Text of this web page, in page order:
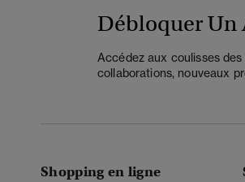
Débloquer Un
Accédez aux coulisses
collaborations, nouveaux
Shopping en ligne